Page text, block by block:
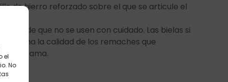
el
No
de hierro reforzado sobre el que se articule el
de que no se usen con cuidado. Las bielas si
la calidad de los remaches que
sofá cama.